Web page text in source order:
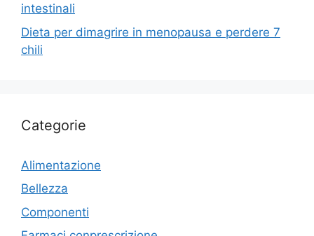
intestinali
Dieta per dimagrire in menopausa e perdere 7
chili
Categorie
Alimentazione
Bellezza
Componenti